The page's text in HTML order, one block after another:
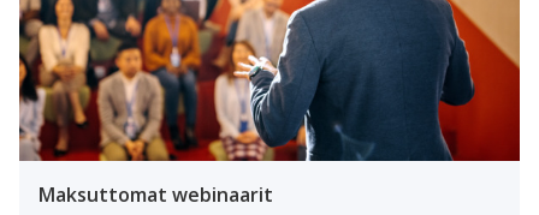
Maksuttomat webinaarit